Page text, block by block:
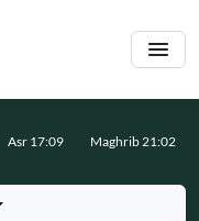
Asr 17:09 Maghrib 21:02